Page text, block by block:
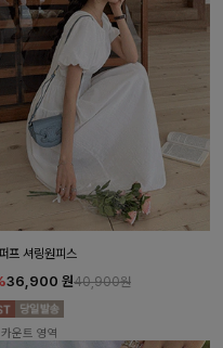
프 셔링원피스
36,900 원40,900원
운트 영역